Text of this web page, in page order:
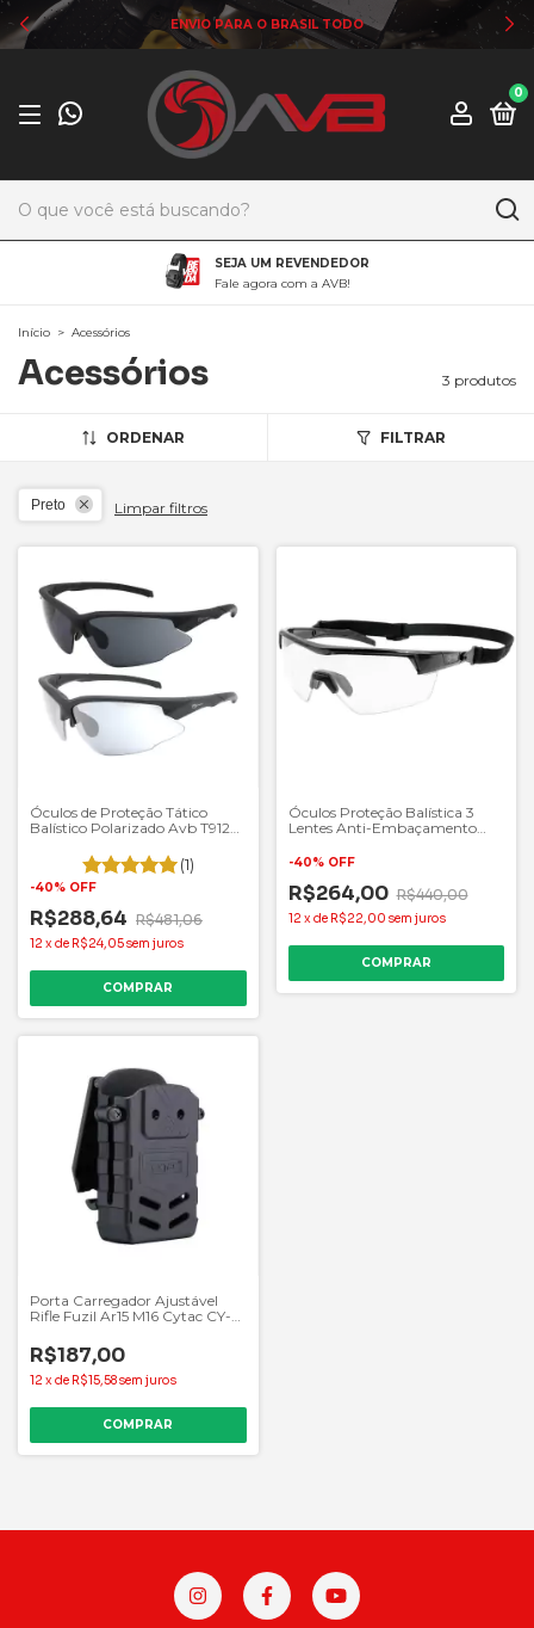
ENVIO PARA O BRASIL TODO
0
SEJA UM REVENDEDOR
Fale agora com a AVB!
Início > Acessórios
Acessórios 3 produtos
ORDENAR FILTRAR
Preto Limpar filtros
Óculos de Proteção Tático
Balístico Polarizado Avb T9127
(1)
-40% OFF
R$288,64 R$481,06
12 x de R$24,05sem juros
COMPRAR
Óculos Proteção Balística 3
Lentes Anti-Embaçamento
-40% OFF
R$264,00 R$440,00
12 x de R$22,00 sem juros
COMPRAR
Porta Carregador Ajustável
Rifle Fuzil Ar15 M16 Cytac CY-
R$187,00
12 xde R$15,58sem juros
COMPRAR